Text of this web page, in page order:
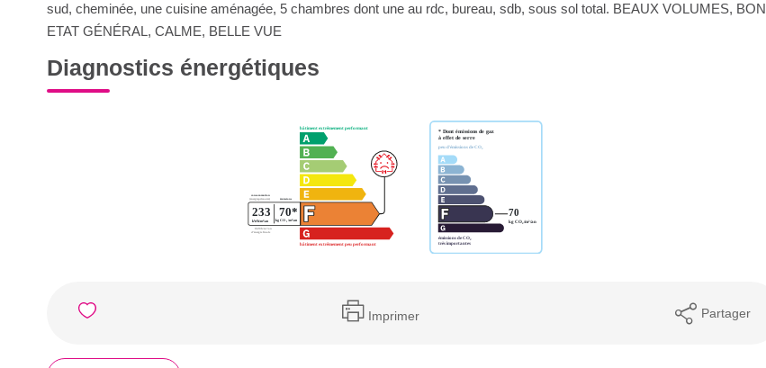
sud, cheminée, une cuisine aménagée, 5 chambres dont une au rdc, bureau, sdb, sous sol total. BEAUX VOLUMES, BON
ETAT GÉNÉRAL, CALME, BELLE VUE
Diagnostics énergétiques
Imprimer Partager